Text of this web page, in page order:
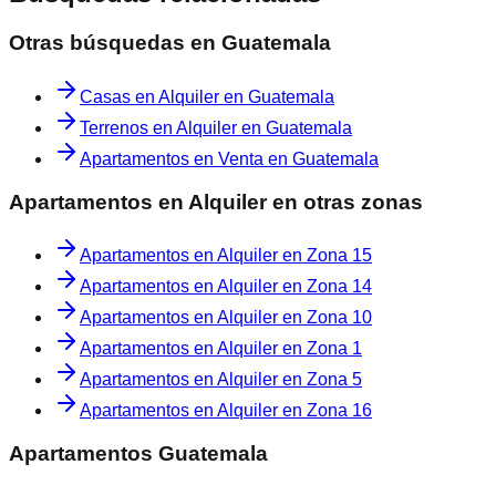
Otras búsquedas en Guatemala
Casas en Alquiler en Guatemala
Terrenos en Alquiler en Guatemala
Apartamentos en Venta en Guatemala
Apartamentos en Alquileren otras zonas
Apartamentos en Alquiler en Zona 15
Apartamentos en Alquiler en Zona 14
Apartamentos en Alquiler en Zona 10
Apartamentos en Alquiler en Zona 1
Apartamentos en Alquiler en Zona 5
Apartamentos en Alquiler en Zona 16
Apartamentos Guatemala